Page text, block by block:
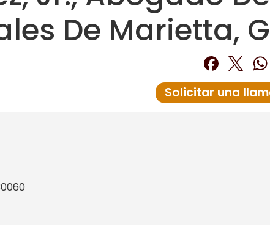
De Marietta,
Solicitar una